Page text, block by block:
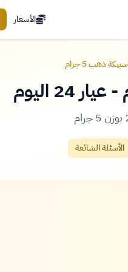
الأسعار
سبيكة ذهب 5 جرام
الأسئلة الشائعة